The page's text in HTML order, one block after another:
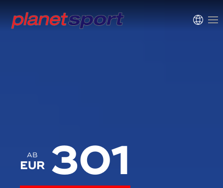
AB
EUR 301